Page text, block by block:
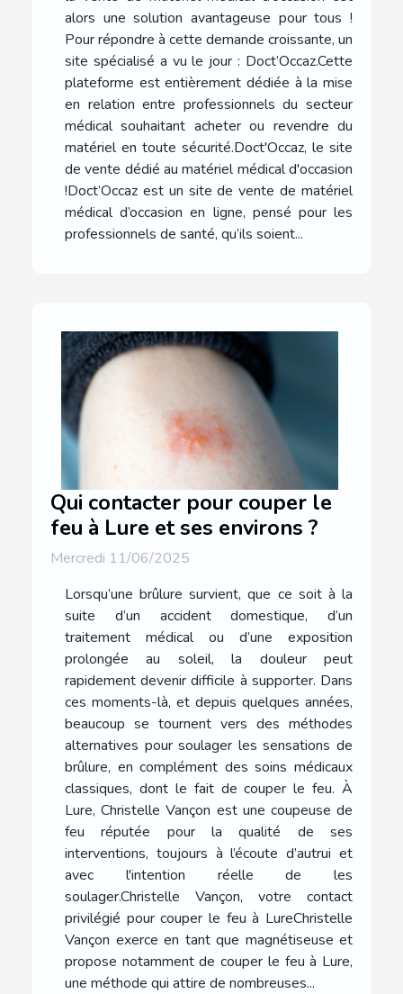
alors une solution avantageuse pour tous !
Pour répondre à cette demande croissante, un
site spécialisé a vu le jour : Doct’Occaz.Cette
plateforme est entièrement dédiée à la mise
en relation entre professionnels du secteur
médical souhaitant acheter ou revendre du
matériel en toute sécurité.Doct'Occaz, le site
de vente dédié au matériel médical d'occasion
!Doct’Occaz est un site de vente de matériel
médical d’occasion en ligne, pensé pour les
professionnels de santé, qu’ils soient...
Qui contacter pour couper le
feu à Lure et ses environs ?
Mercredi 11/06/2025
Lorsqu’une brûlure survient, que ce soit à la
suite d’un accident domestique, d’un
traitement médical ou d’une exposition
prolongée au soleil, la douleur peut
rapidement devenir difficile à supporter. Dans
ces moments-là, et depuis quelques années,
beaucoup se tournent vers des méthodes
alternatives pour soulager les sensations de
brûlure, en complément des soins médicaux
classiques, dont le fait de couper le feu. À
Lure, Christelle Vançon est une coupeuse de
feu réputée pour la qualité de ses
interventions, toujours à l’écoute d’autrui et
avec l'intention réelle de les
soulager.Christelle Vançon, votre contact
privilégié pour couper le feu à LureChristelle
Vançon exerce en tant que magnétiseuse et
propose notamment de couper le feu à Lure,
une méthode qui attire de nombreuses...